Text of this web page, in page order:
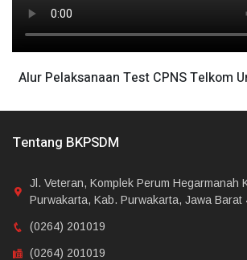
Alur Pelaksanaan Test CPNS Telkom
Tentang BKPSDM
Jl. Veteran, Komplek Perum Hegarmanah
Purwakarta, Kab. Purwakarta, Jawa Barat
(0264) 201019
(0264) 201019